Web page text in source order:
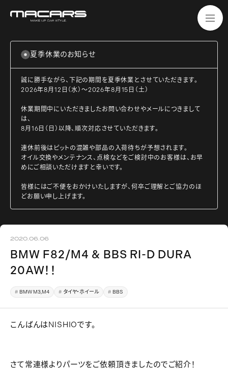
夏季休業のお知らせ
誠に勝手ながら、下記の期間を夏季休業とさせていただきます。
2026年8月12日（水）～2026年8月15日（土）
休業期間中にいただきましたお問い合わせやメールにつきまして
は、
8月16日（日）以降、順次対応させていただきます。
連休前後はピットの混雑や部品の入荷待ちが予想されます。
オイル交換やメンテナンス、点検などをご検討中のお客様は、お早
めにご相談いただけますと幸いです。
皆様にはご不便をおかけいたしますが、何卒ご理解とご協力のほ
どお願い申し上げます。
2020.06.06
BMW F82/M4 & BBS RI-D DURA
20AW！！
BMW M3,M4 タイヤ・ホイール BBS
こんばんはNISHIOです。
さて常連様よりパーツをご依頼頂きましたのでご紹介！